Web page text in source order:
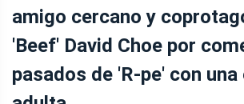
amigo cercano y
'Beef' David Choe por
pasados ​​de 'R-pe' con